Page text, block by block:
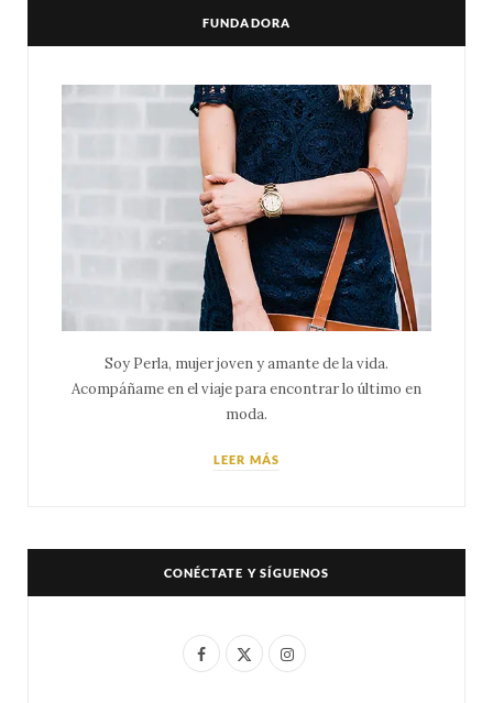
FUNDADORA
Soy Perla, mujer joven y amante de la vida.
Acompáñame en el viaje para encontrar lo último en
moda.
LEER MÁS
CONÉCTATE Y SÍGUENOS
F
X
I